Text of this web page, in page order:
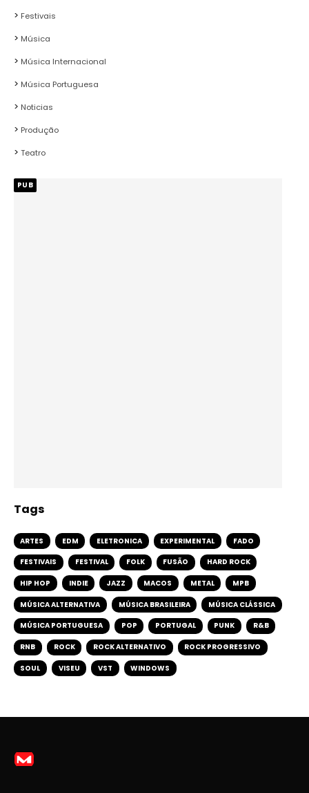
Festivais
Música
Música Internacional
Música Portuguesa
Noticias
Produção
Teatro
PUB
Tags
ARTES EDM ELETRONICA EXPERIMENTAL FADO
FESTIVAIS FESTIVAL FOLK FUSÃO HARD ROCK
HIP HOP INDIE JAZZ MACOS METAL MPB
MÚSICA ALTERNATIVA MÚSICA BRASILEIRA MÚSICA CLÁSSICA
MÚSICA PORTUGUESA POP PORTUGAL PUNK R&B
RNB ROCK ROCK ALTERNATIVO ROCK PROGRESSIVO
SOUL VISEU VST WINDOWS